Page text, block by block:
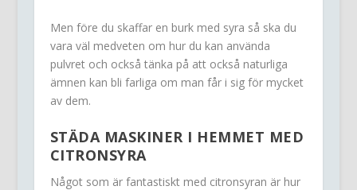
Men före du skaffar en burk med syra så ska du
vara väl medveten om hur du kan använda
pulvret och också tänka på att också naturliga
ämnen kan bli farliga om man får i sig för mycket
av dem.
STÄDA MASKINER I HEMMET MED
CITRONSYRA
Något som är fantastiskt med citronsyran är hur